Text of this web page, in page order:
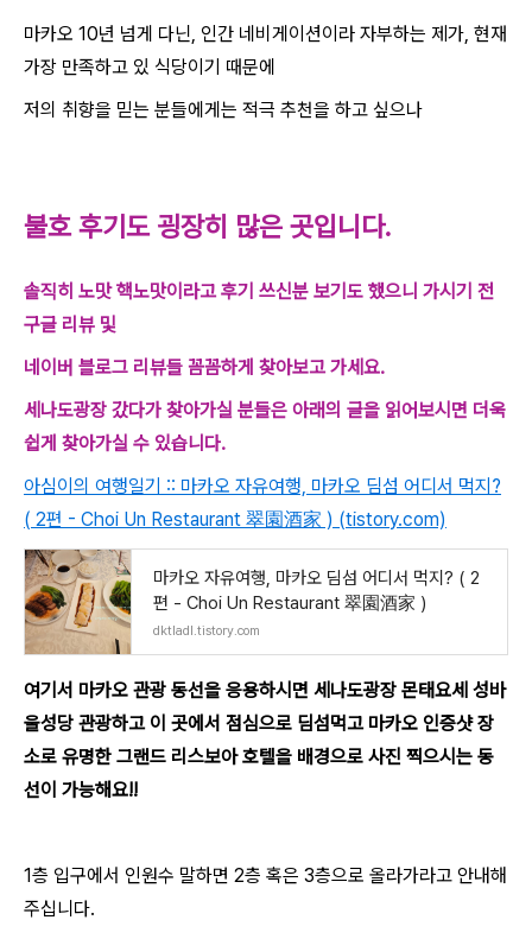
마카오 10년 넘게 다닌, 인간 네비게이션이라 자부하는 제가, 현재
가장 만족하고 있 식당이기 때문에
저의 취향을 믿는 분들에게는 적극 추천을 하고 싶으나
불호 후기도 굉장히 많은 곳입니다.
솔직히 노맛 핵노맛이라고 후기 쓰신분 보기도 했으니 가시기 전
구글 리뷰 및
네이버 블로그 리뷰들 꼼꼼하게 찾아보고 가세요.
세나도광장 갔다가 찾아가실 분들은 아래의 글을 읽어보시면 더욱
쉽게 찾아가실 수 있습니다.
아심이의 여행일기 :: 마카오 자유여행, 마카오 딤섬 어디서 먹지?
( 2편 - Choi Un Restaurant 翠園酒家 ) (tistory.com)
마카오 자유여행, 마카오 딤섬 어디서 먹지? ( 2
편 - Choi Un Restaurant 翠園酒家 )
dktladl.tistory.com
여기서 마카오 관광 동선을 응용하시면 세나도광장 몬태요세 성바
울성당 관광하고 이 곳에서 점심으로 딤섬먹고 마카오 인증샷 장
소로 유명한 그랜드 리스보아 호텔을 배경으로 사진 찍으시는 동
선이 가능해요!!
1층 입구에서 인원수 말하면 2층 혹은 3층으로 올라가라고 안내해
주십니다.